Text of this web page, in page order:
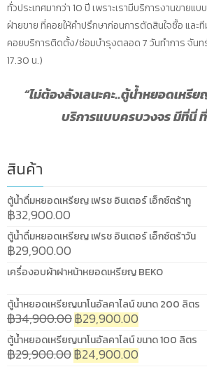
ทั่วประเทศมากว่า 10 ปี เพราะเรามีบริการงานขาย
ฝ่ายขาย ที่คอยให้คำปรึกษาก่อนการตัดสินใจซื้อ แล
คอยบริการติดตั้ง/ซ่อมบำรุงตลอด 7 วันทำการ จัน
17.30 น.)
“ไม่ต้องลังเลนะคะ..ตู้น้ำหยอดเหรี
บริการแบบครบวงจร มีที่นี่
สินค้า
ตู้น้ำดื่มหยอดเหรียญ เฟรช อินเตอร์ เอ็กซ์ตร้าทู
฿32,900.00
ตู้น้ำดื่มหยอดเหรียญ เฟรช อินเตอร์ เอ็กซ์ตร้าวัน
฿29,900.00
เครื่องอบผ้าฝาหน้าหยอดเหรียญ BEKO
ตู้น้ำหยอดเหรียญนาโนอัลคาไลน์ ขนาด 200 ลิตร
฿34,900.00฿29,900.00
ตู้น้ำหยอดเหรียญนาโนอัลคาไลน์ ขนาด 100 ลิตร
฿29,900.00฿24,900.00